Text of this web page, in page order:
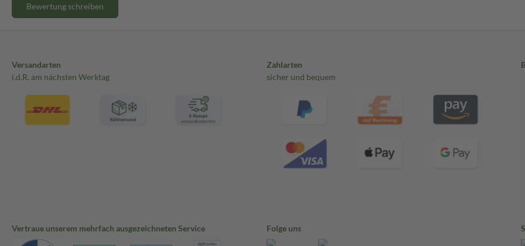
Bewertung schreiben
Versandarten
i.d.R. am nächsten Werktag
Zahlarten
sicher und bequem
Vertraue unserem mehrfach ausgezeichneten Service Folge uns